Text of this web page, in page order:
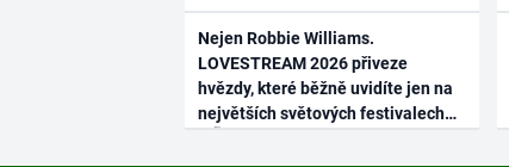
Nejen Robbie Williams.
LOVESTREAM 2026 přiveze
hvězdy, které běžně uvidíte jen na
největších světových festivalech